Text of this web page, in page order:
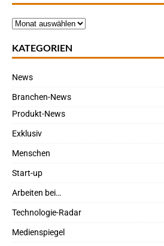
KATEGORIEN
News
Branchen-News
Produkt-News
Exklusiv
Menschen
Start-up
Arbeiten bei…
Technologie-Radar
Medienspiegel